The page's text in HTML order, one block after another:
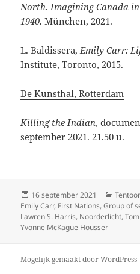
North. Imagining Canada
1940. München, 2021.
L. Baldissera,Emily Carr:
Institute, Toronto, 2015.
De Kunsthal, Rotterdam
Killing the Indian,
september 2021. 21.50 u.
Geplaatst
op
16 september 2021
Emily Carr, First Nations,Group of
Lawren S. Harris, Noorderlicht,
Yvonne McKague Housser
Mogelijk gemaakt door WordPress